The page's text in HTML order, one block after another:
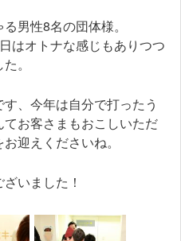
男性8名の団体様。
はオトナな感じもありつつ
。
、今年は自分で打ったう
お客さまもおこしいただ
迎えくださいね。
いました！